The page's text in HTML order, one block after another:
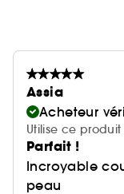
Assia
Acheteur
Utilise ce
Parfait !
Incroyable
peau